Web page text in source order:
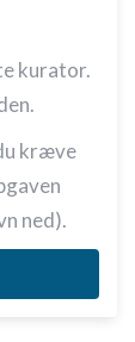
kurator.
kræve
ned).